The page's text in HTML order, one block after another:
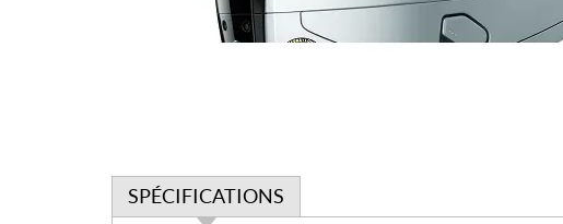
SPÉCIFICATIONS